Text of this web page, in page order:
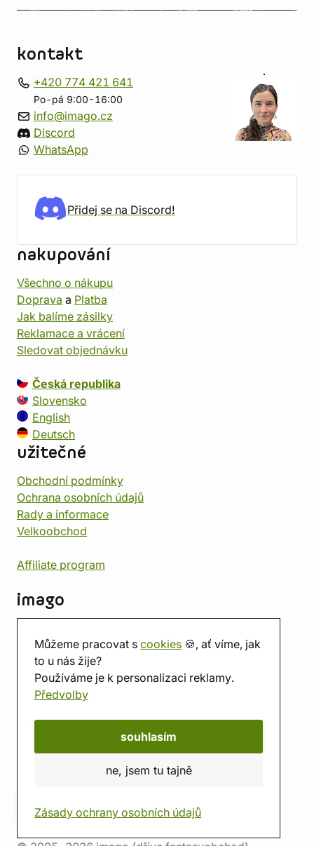
Můžeme pracovat s cookies 🍪, ať víme, jak
to u nás žije?
Používáme je k personalizaci reklamy.
Předvolby
souhlasím
ne, jsem tu tajně
Zásady ochrany osobních údajů
kontakt
+420 774 421 641
Po-pá 9:00-16:00
info@imago.cz
Discord
WhatsApp
Přidej se na Discord!
nakupování
Všechno o nákupu
Doprava a Platba
Jak balíme zásilky
Reklamace a vrácení
Sledovat objednávku
Česká republika
Slovensko
English
Deutsch
užitečné
Obchodní podmínky
Ochrana osobních údajů
Rady a informace
Velkoobchod
Affiliate program
imago
Prodejna
Herna
O nás
Hodnocení obchodu